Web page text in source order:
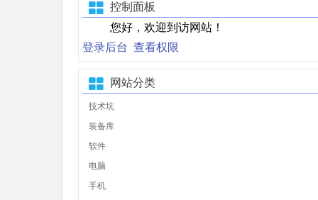
控制面板
您好，欢迎到访网站！
登录后台 查看权限
网站分类
技术坑
装备库
软件
电脑
手机